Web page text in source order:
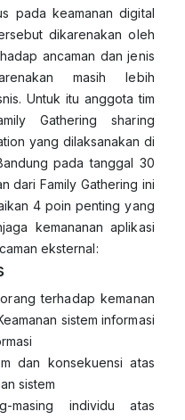
pada keamanan digital
dikarenakan oleh
ancaman dan jenis
masih lebih
Untuk itu anggota tim
Gathering sharing
yang dilaksanakan di
pada tanggal 30
dari Family Gathering ini
4 poin penting yang
kemananan aplikasi
eksternal:
terhadap kemanan
sistem informasi
dan konsekuensi atas
sistem
masing individu atas